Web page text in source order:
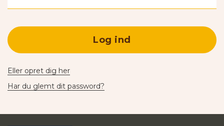
Log ind
Eller opret dig her
Har du glemt dit password?